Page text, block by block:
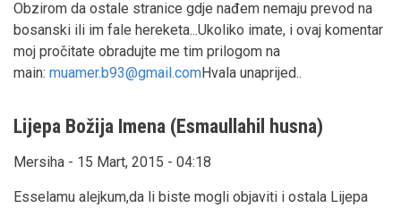
Obzirom da ostale stranice gdje nađem nemaju prevod na
bosanski ili im fale hereketa...Ukoliko imate, i ovaj komentar
moj pročitate obradujte me tim prilogom na
main: muamer.b93@gmail.comHvala unaprijed..
Lijepa Božija Imena (Esmaullahil husna)
Mersiha - 15 Mart, 2015 - 04:18
Esselamu alejkum,da li biste mogli objaviti i ostala Lijepa